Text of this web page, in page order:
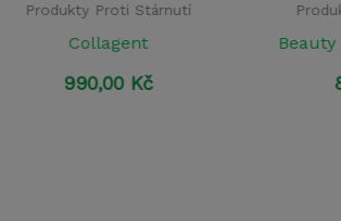
Produkty Proti Stárnutí
Beauty Age Skin Peeling
890,00 Kč